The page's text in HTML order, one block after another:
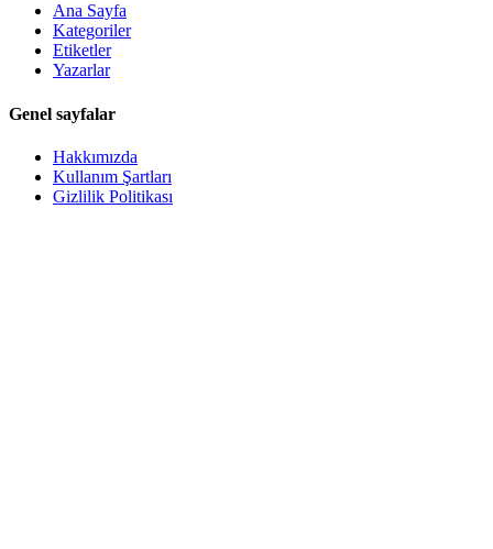
Ana Sayfa
Kategoriler
Etiketler
Yazarlar
Genel sayfalar
Hakkımızda
Kullanım Şartları
Gizlilik Politikası